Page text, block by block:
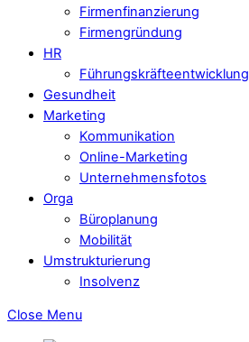
Firmenfinanzierung
Firmengründung
HR
Führungskräfteentwicklung
Gesundheit
Marketing
Kommunikation
Online-Marketing
Unternehmensfotos
Orga
Büroplanung
Mobilität
Umstrukturierung
Insolvenz
Close Menu